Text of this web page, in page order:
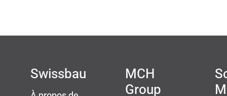
Swissbau
MCH
Group